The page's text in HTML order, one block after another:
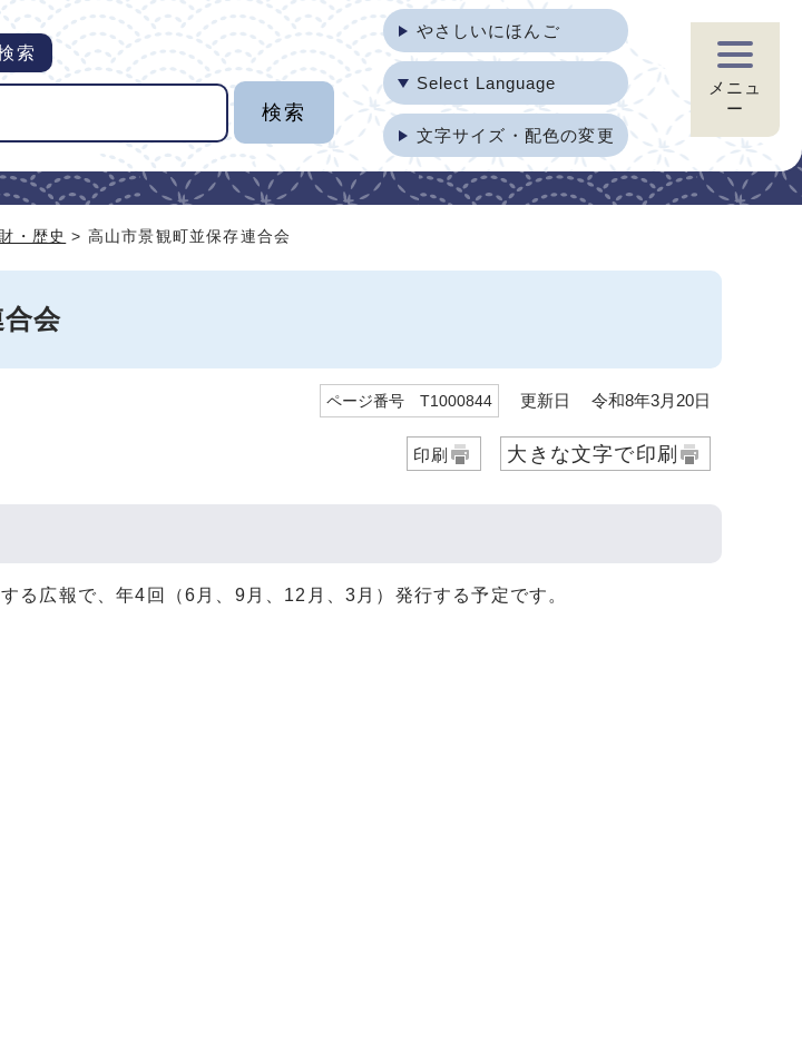
索
やさしいにほんご
Select Language
文字サイズ・配色の変更
メニュ
ー
・歴史 > 高山市景観町並保存連合会
会
ページ番号 T1000844 更新日 令和8年3月20日
印刷 大きな文字で印刷
る広報で、年4回（6月、9月、12月、3月）発行する予定です。